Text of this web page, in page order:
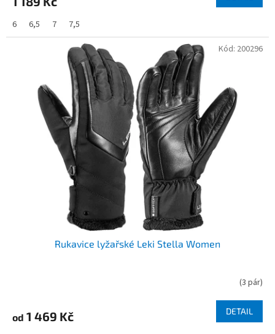
6 6,5 7 7,5
Rukavice lyžařské Leki Stella Women
(3 pár)
od 1 469 Kč DETAIL
Kód: 200296